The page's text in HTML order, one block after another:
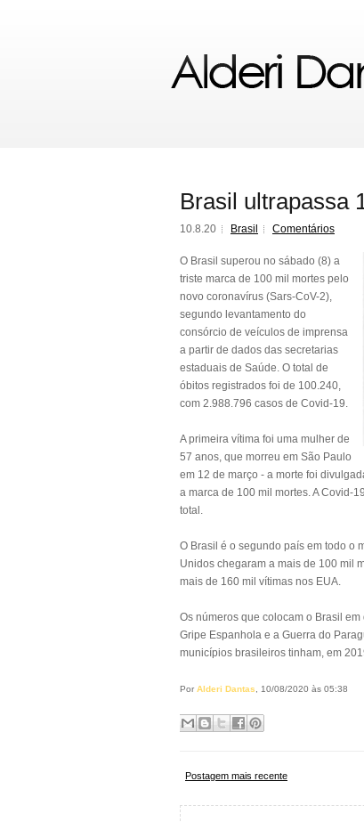
Brasil ultrapassa
10.8.20 Brasil Comentários
O Brasil superou no sábado (8) a
triste marca de 100 mil mortes pelo
novo coronavírus (Sars-CoV-2),
segundo levantamento do
consórcio de veículos de imprensa
a partir de dados das secretarias
estaduais de Saúde. O total de
óbitos registrados foi de 100.240,
com 2.988.796 casos de Covid-19.
A primeira vítima foi uma mulher de
57 anos, que morreu em São Paulo
em 12 de março - a morte foi
a marca de 100 mil mortes. A Covid-
total.
O Brasil é o segundo país em todo o
Unidos chegaram a mais de 100 mil
mais de 160 mil vítimas nos EUA.
Os números que colocam o Brasil
Gripe Espanhola e a Guerra do
municípios brasileiros tinham, em
Por Alderi Dantas , 10/08/2020 às 05:38
Postagem mais recente